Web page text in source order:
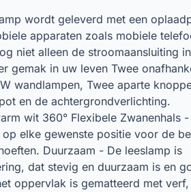
wordt geleverd met een
apparaten zoals mobiele
niet alleen de stroomaansluiting
gemak in uw leven Twee
wandlampen, Twee aparte
en de achtergrondverlichting.
wit 360° Flexibele Zwanenhals -
elke gewenste positie voor de
Duurzaam - De leeslamp is
dat stevig en duurzaam is en
oppervlak is gematteerd met